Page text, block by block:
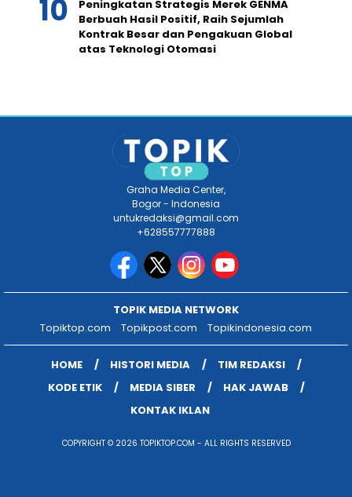
Peningkatan Strategis Merek GENMA
Berbuah Hasil Positif, Raih Sejumlah
Kontrak Besar dan Pengakuan Global
atas Teknologi Otomasi
Graha Media Center,
Bogor - Indonesia
untukredaksi@gmail.com
+628557777888
TOPIK MEDIA NETWORK
Topiktop.com
Topikpost.com Topikindonesia.com
HOME HISTORI MEDIA
TIM REDAKSI
KODE ETIK
MEDIA SIBER
HAK JAWAB
KONTAK IKLAN
COPYRIGHT © 2026 TOPIKTOP.COM - ALL RIGHTS RESERVED